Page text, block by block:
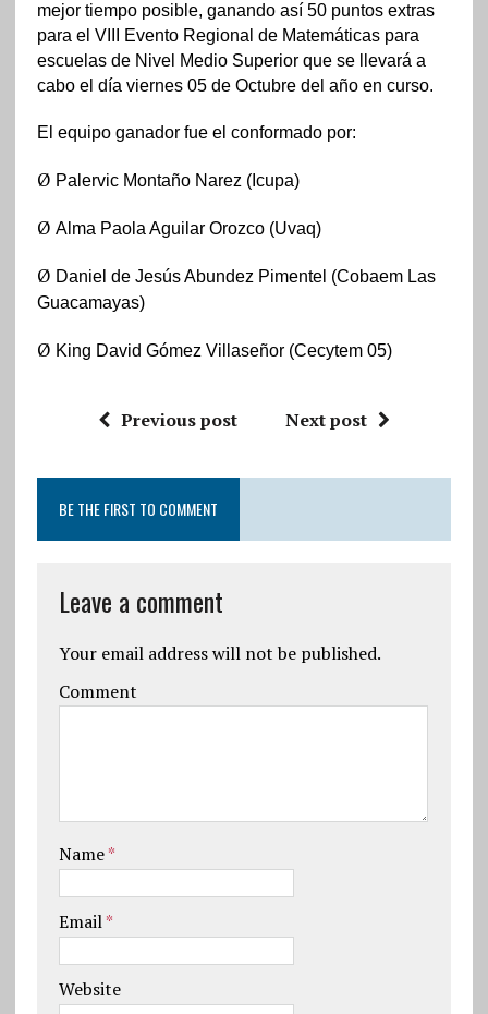
mejor tiempo posible, ganando así 50 puntos extras
para el VIII Evento Regional de Matemáticas para
escuelas de Nivel Medio Superior que se llevará a
cabo el día viernes 05 de Octubre del año en curso.
El equipo ganador fue el conformado por:
Ø Palervic Montaño Narez (Icupa)
Ø Alma Paola Aguilar Orozco (Uvaq)
Ø Daniel de Jesús Abundez Pimentel (Cobaem Las
Guacamayas)
Ø King David Gómez Villaseñor (Cecytem 05)
Previous post Next post
BE THE FIRST TO COMMENT
Leave a comment
Your email address will not be published.
Comment
Name*
Email*
Website